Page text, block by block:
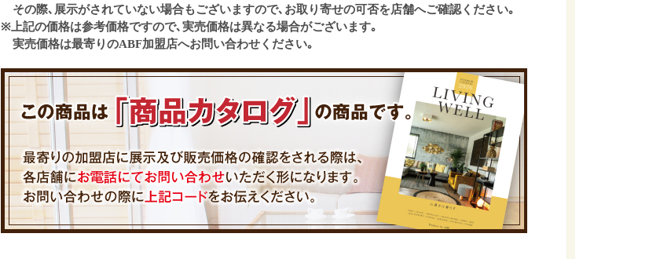
その際､展示がされていない場合もございますので､お取り寄せの可否を店舗へご確認ください｡
※上記の価格は参考価格ですので､実売価格は異なる場合がございます｡
実売価格は最寄りのABF加盟店へお問い合わせください｡